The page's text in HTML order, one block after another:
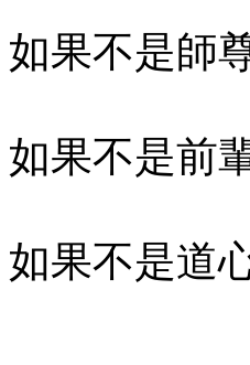
如果不是師
如果不是前
如果不是道